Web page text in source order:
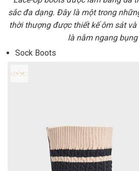
sắc đa dạng. Đây là một trong
thời thượng được thiết kế ôm sát
là nằm ngang bụng
Sock Boots